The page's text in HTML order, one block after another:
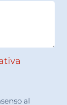
al